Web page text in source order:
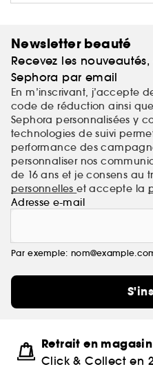
Newsletter beauté
Recevez les
Sephora par email
En m’inscrivant, j’accepte
code de réduction ainsi
Sephora personnalisées y
technologies de suivi
performance des
personnaliser nos
de 16 ans et je consens au
personnelleset accepte la
Adresse e-mail
Par exemple:
Retrait en magasin
Click & Collect en